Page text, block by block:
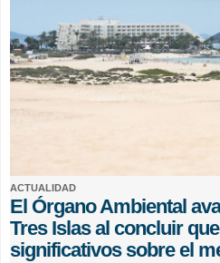
ACTUALIDAD
El Órgano Ambiental
Tres Islas al concluir
significativos sobre el